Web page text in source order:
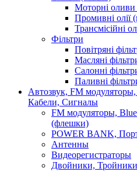
Моторні оливи
Промивні олії
Трансмісійні
Фільтри
Повітряні
Масляні
Салонні
Паливні
Автозвук, FM
Кабели, Сигналы
FM модуляторы,
(флешки)
POWER BANK,
Антенны
Видеорегистраторы
Двойники,